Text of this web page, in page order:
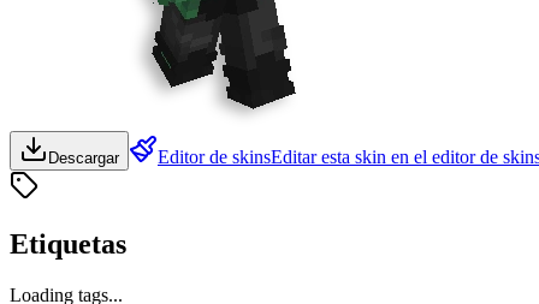
Descargar Editor de skinsEditar esta skin en el editor de
Etiquetas
Loading tags...